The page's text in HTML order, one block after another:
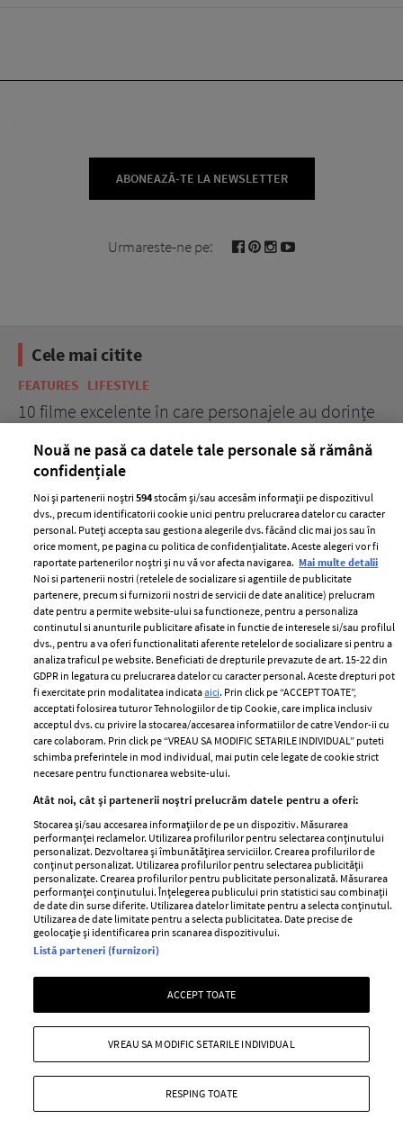
ABONEAZĂ-TE LA NEWSLETTER
Urmareste-ne pe:
Cele mai citite
FEATURES LIFESTYLE
10 filme excelente în care personajele au dorințe
ELLE Style Awards
2024
Despre ELLE
Romania
Contact
Abonamente
Termeni si conditii
Politica de
confidențialitate
Politica de cookies
Publicitate
GSP
Unica
Baby
Retete
femei
Viva
Avantaje
Retete practice
Pariază responsabil! Decizia ONJN nr. 821/25.09.2025.
Jocurile de noroc sunt interzise minorilor.
Copyright © 2026 Ringier Romania SRL
Nouă ne pasă ca datele tale personale să rămână
confidențiale
Noi și partenerii noștri594stocăm și/sau accesăm informații pe dispozitivul
dvs., precum identificatorii cookie unici pentru prelucrarea datelor cu caracter
personal. Puteți accepta sau gestiona alegerile dvs. făcând clic mai jos sau în
orice moment, pe pagina cu politica de confidențialitate. Aceste alegeri vor fi
raportate partenerilor noștri și nu vă vor afecta navigarea. Mai multe detalii
Noi si partenerii nostri (retelele de socializare si agentiile de publicitate
partenere, precum si furnizorii nostri de servicii de date analitice) prelucram
date pentru a permite website-ului sa functioneze, pentru a personaliza
continutul si anunturile publicitare afisate in functie de interesele si/sau profilul
dvs., pentru a va oferi functionalitati aferente retelelor de socializare si pentru a
analiza traficul pe website. Beneficiati de drepturile prevazute de art. 15-22 din
GDPR in legatura cu prelucrarea datelor cu caracter personal. Aceste drepturi pot
fi exercitate prin modalitatea indicataaici. Prin click pe “ACCEPT TOATE”,
acceptati folosirea tuturor Tehnologiilor de tip Cookie, care implica inclusiv
acceptul dvs. cu privire la stocarea/accesarea informatiilor de catre Vendor-ii cu
care colaboram. Prin click pe “VREAU SA MODIFIC SETARILE INDIVIDUAL” puteti
schimba preferintele in mod individual, mai putin cele legate de cookie strict
necesare pentru functionarea website-ului.
Atât noi, cât și partenerii noștri prelucrăm datele pentru a oferi:
Stocarea și/sau accesarea informațiilor de pe un dispozitiv. Măsurarea
performanței reclamelor. Utilizarea profilurilor pentru selectarea conținutului
personalizat. Dezvoltarea și îmbunătățirea serviciilor. Crearea profilurilor de
conținut personalizat. Utilizarea profilurilor pentru selectarea publicității
personalizate. Crearea profilurilor pentru publicitate personalizată. Măsurarea
performanței conținutului. Înțelegerea publicului prin statistici sau combinații
de date din surse diferite. Utilizarea datelor limitate pentru a selecta conținutul.
Utilizarea de date limitate pentru a selecta publicitatea. Date precise de
geolocație și identificarea prin scanarea dispozitivului.
Listă parteneri (furnizori)
ACCEPT TOATE
RESPING TOATE
VREAU SA MODIFIC SETARILE INDIVIDUAL